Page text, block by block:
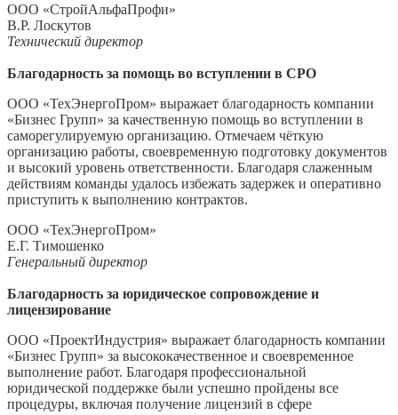
ООО «СтройАльфаПрофи»
В.Р. Лоскутов
Технический директор
Благодарность за помощь во вступлении в СРО
ООО «ТехЭнергоПром» выражает благодарность компании
«Бизнес Групп» за качественную помощь во вступлении в
саморегулируемую организацию. Отмечаем чёткую
организацию работы, своевременную подготовку документов
и высокий уровень ответственности. Благодаря слаженным
действиям команды удалось избежать задержек и оперативно
приступить к выполнению контрактов.
ООО «ТехЭнергоПром»
Е.Г. Тимошенко
Генеральный директор
Благодарность за юридическое сопровождение и
лицензирование
ООО «ПроектИндустрия» выражает благодарность компании
«Бизнес Групп» за высококачественное и своевременное
выполнение работ. Благодаря профессиональной
юридической поддержке были успешно пройдены все
процедуры, включая получение лицензий в сфере